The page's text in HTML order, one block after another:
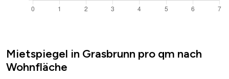
Mietspiegel in Grasbrunn pro qm nach
Wohnfläche